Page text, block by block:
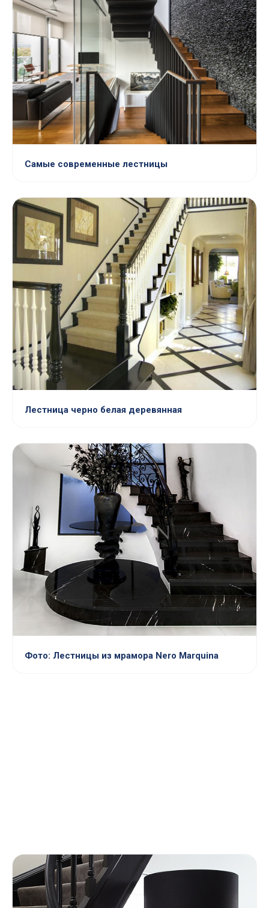
Самые современные лестницы
Лестница черно белая деревянная
Фото: Лестницы из мрамора Nero Marquina